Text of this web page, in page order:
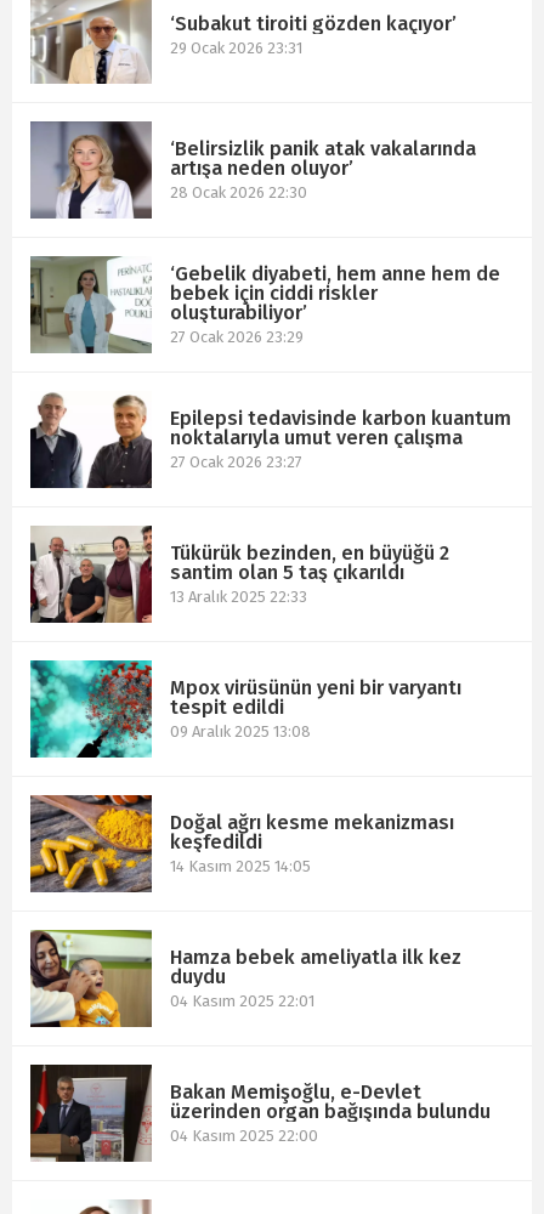
‘Subakut tiroiti gözden kaçıyor’
29 Ocak 2026 23:31
‘Belirsizlik panik atak vakalarında
artışa neden oluyor’
28 Ocak 2026 22:30
‘Gebelik diyabeti, hem anne hem de
bebek için ciddi riskler
oluşturabiliyor’
27 Ocak 2026 23:29
Epilepsi tedavisinde karbon kuantum
noktalarıyla umut veren çalışma
27 Ocak 2026 23:27
Tükürük bezinden, en büyüğü 2
santim olan 5 taş çıkarıldı
13 Aralık 2025 22:33
Mpox virüsünün yeni bir varyantı
tespit edildi
09 Aralık 2025 13:08
Doğal ağrı kesme mekanizması
keşfedildi
14 Kasım 2025 14:05
Hamza bebek ameliyatla ilk kez
duydu
04 Kasım 2025 22:01
Bakan Memişoğlu, e-Devlet
üzerinden organ bağışında bulundu
04 Kasım 2025 22:00